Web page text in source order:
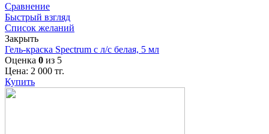
Сравнение
Быстрый взгляд
Список желаний
Закрыть
Гель-краска Spectrum с л/с белая, 5 мл
Оценка 0 из 5
Цена: 2 000 тг.
Купить